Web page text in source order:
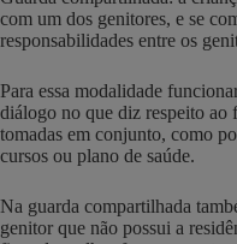
com um dos genitores, e se
responsabilidades entre os
Para essa modalidade
diálogo no que diz respeito ao
tomadas em conjunto, como
cursos ou plano de saúde.
Na guarda compartilhada
genitor que não possui a